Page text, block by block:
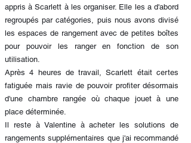
appris à Scarlett à les organiser. Elle les a d'abord
regroupés par catégories, puis nous avons divisé
les espaces de rangement avec de petites boîtes
pour pouvoir les ranger en fonction de son
utilisation.
Après 4 heures de travail, Scarlett était certes
fatiguée mais ravie de pouvoir profiter désormais
d'une chambre rangée où chaque jouet à une
place déterminée.
Il reste à Valentine à acheter les solutions de
rangements supplémentaires que j'ai recommandé